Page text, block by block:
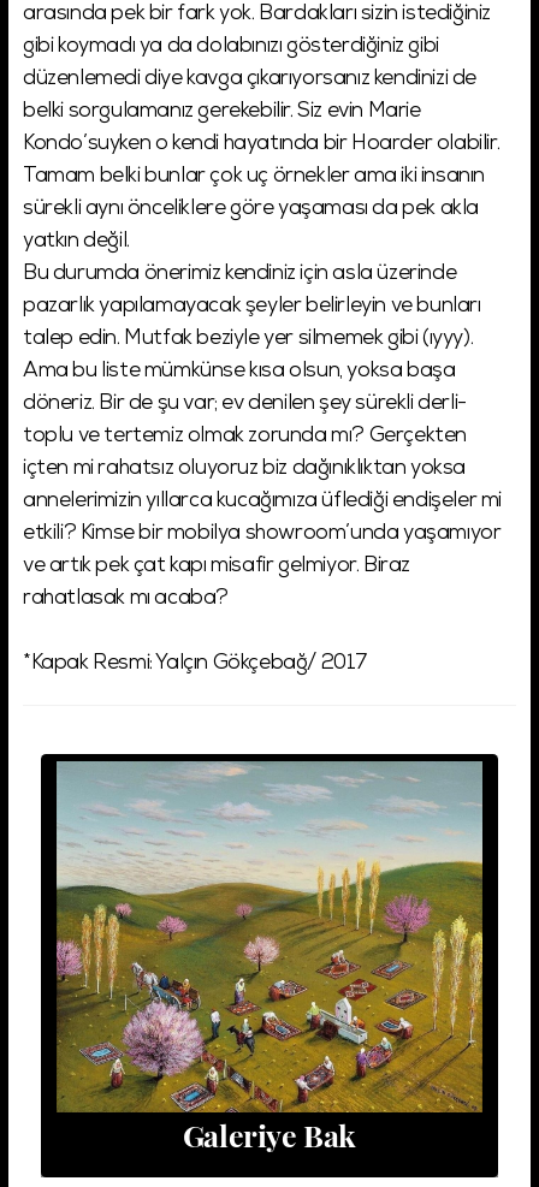
arasında pek bir fark yok. Bardakları sizin istediğiniz
gibi koymadı ya da dolabınızı gösterdiğiniz gibi
düzenlemedi diye kavga çıkarıyorsanız kendinizi de
belki sorgulamanız gerekebilir. Siz evin Marie
Kondo’suyken o kendi hayatında bir Hoarder olabilir.
Tamam belki bunlar çok uç örnekler ama iki insanın
sürekli aynı önceliklere göre yaşaması da pek akla
yatkın değil.
Bu durumda önerimiz kendiniz için asla üzerinde
pazarlık yapılamayacak şeyler belirleyin ve bunları
talep edin. Mutfak beziyle yer silmemek gibi (ıyyy).
Ama bu liste mümkünse kısa olsun, yoksa başa
döneriz. Bir de şu var; ev denilen şey sürekli derli-
toplu ve tertemiz olmak zorunda mı? Gerçekten
içten mi rahatsız oluyoruz biz dağınıklıktan yoksa
annelerimizin yıllarca kucağımıza üflediği endişeler mi
etkili? Kimse bir mobilya showroom’unda yaşamıyor
ve artık pek çat kapı misafir gelmiyor. Biraz
rahatlasak mı acaba?
*Kapak Resmi: Yalçın Gökçebağ/ 2017
Galeriye Bak